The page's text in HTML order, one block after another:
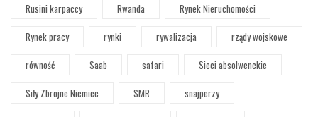
Rusini karpaccy
Rwanda
Rynek Nieruchomości
Rynek pracy
rynki rywalizacja
rządy wojskowe
równość
Saab safari
Sieci absolwenckie
Siły Zbrojne Niemiec
SMR
snajperzy